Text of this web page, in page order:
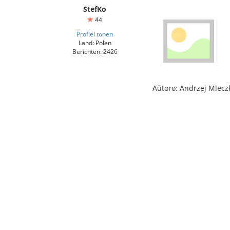
StefKo
44
Profiel tonen
Land: Polen
Berichten: 2426
Aŭtoro: Andrzej